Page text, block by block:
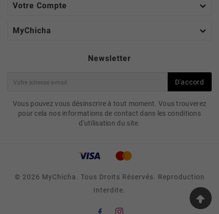
Votre Compte 
MyChicha 
Newsletter
D'accord
Vous pouvez vous désinscrire à tout moment. Vous trouverez
pour cela nos informations de contact dans les conditions
d'utilisation du site.
© 2026 MyChicha. Tous Droits Réservés. Reproduction
Interdite.